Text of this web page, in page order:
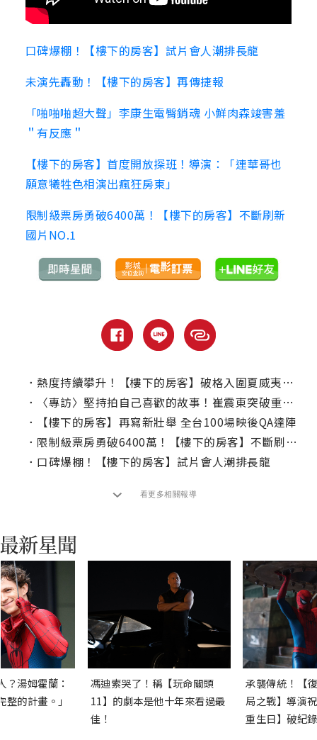
口碑爆棚！【樓下的房客】試片會人潮排長龍
未演先轟動！【樓下的房客】再傳捷報
「啪啪啪超大聲」李康生電臀銷魂 小鮮肉森竣害羞
＂有反應＂
【樓下的房客】首度開放探班！導演：「連華哥也
願意犧牲色相演出瘋狂房東」
限制級票房勇破6400萬！【樓下的房客】不斷刷新
國片NO.1
． 熱度持續攀升！【樓下的房客】破格入圍夏威夷國際影展競賽
．
〈專訪〉堅持拍自己喜歡的故事！崔震東突破重重難關拍【樓下的房客】
．
【樓下的房客】再寫新壯舉 全台100場映後QA達陣
． 限制級票房勇破6400萬！【樓下的房客】不斷刷新國片NO.1
． 口碑爆棚！【樓下的房客】試片會人潮排長龍
看更多相關報導
？湯姆霍蘭：
的計畫。」
馮迪索哭了！稱【玩命關頭
11】的劇本是他十年來看過最
佳！
承襲傳統！【
局之戰】導演
重生日】破紀